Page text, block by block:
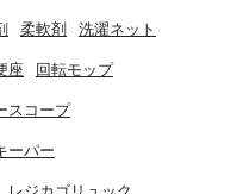
柔軟剤 洗濯ネット
座 回転モップ
スコープ
ーパー